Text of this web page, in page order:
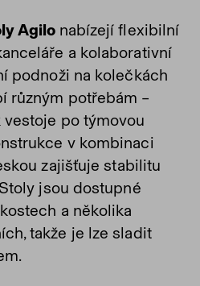
Agilo nabízejí flexibilní
a kolaborativní
podnoži na kolečkách
různým potřebám –
po týmovou
v kombinaci
zajišťuje stabilitu
jsou dostupné
a několika
takže je lze sladit